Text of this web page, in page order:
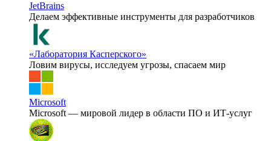
JetBrains
Делаем эффективные инструменты для разработчиков
«Лаборатория Касперского»
Ловим вирусы, исследуем угрозы, спасаем мир
Microsoft
Microsoft — мировой лидер в области ПО и ИТ-услуг